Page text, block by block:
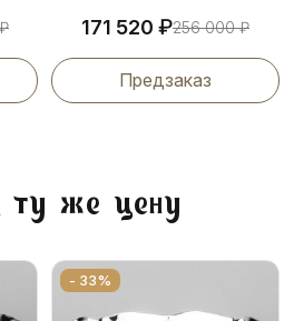
₽ 171 520 ₽256 000₽
Предзаказ
ту же цену
- 33%